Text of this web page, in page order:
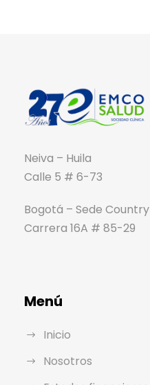
Neiva – Huila
Calle 5 # 6-73
Bogotá – Sede Country
Carrera 16A # 85-29
Menú
Inicio
Nosotros